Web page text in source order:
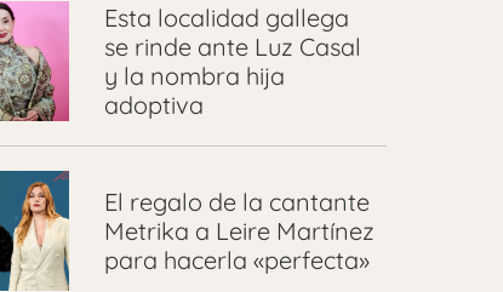
Esta localidad gallega
se rinde ante Luz Casal
y la nombra hija
adoptiva
El regalo de la cantante
Metrika a Leire Martínez
para hacerla «perfecta»